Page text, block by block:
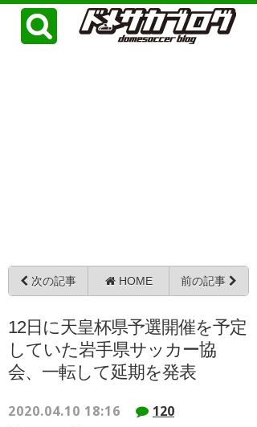
次の記事 HOME 前の記事
12日に天皇杯県予選開催を予定
していた岩手県サッカー協
会、一転して延期を発表
2020.04.10 18:16 120